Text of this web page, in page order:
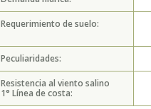
Requerimiento de suelo:
Peculiaridades:
Resistencia al viento salino
1° Línea de costa: